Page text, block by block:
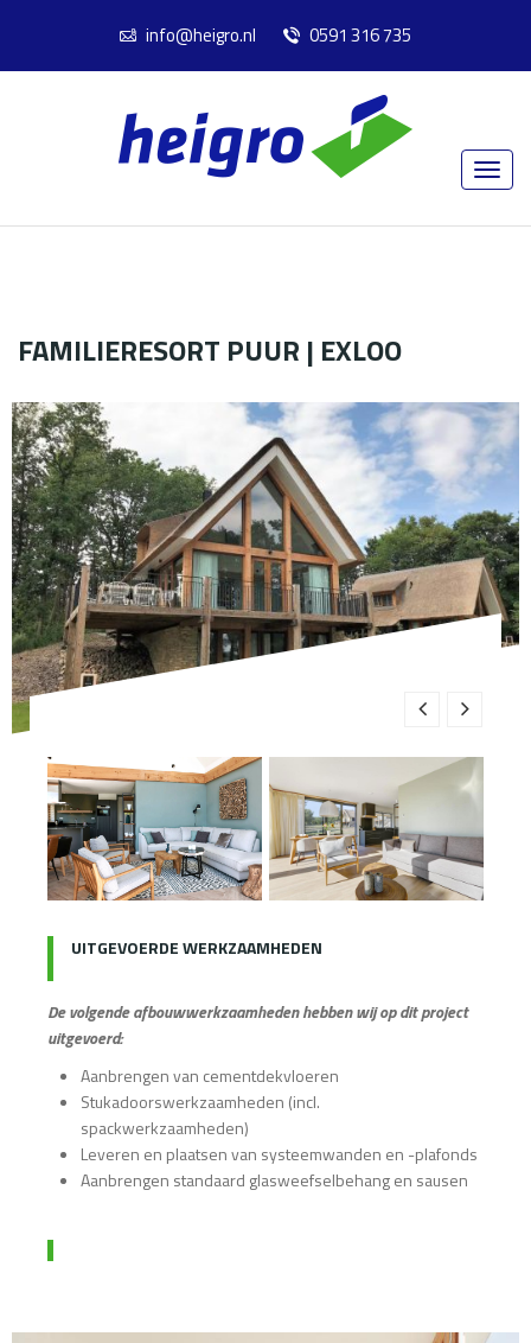
info@heigro.nl 0591 316 735
FAMILIERESORT PUUR | EXLOO
UITGEVOERDE WERKZAAMHEDEN
De volgende afbouwwerkzaamheden hebben wij op dit project
uitgevoerd:
Aanbrengen van cementdekvloeren
Stukadoorswerkzaamheden (incl.
spackwerkzaamheden)
Leveren en plaatsen van systeemwanden en -plafonds
Aanbrengen standaard glasweefselbehang en sausen